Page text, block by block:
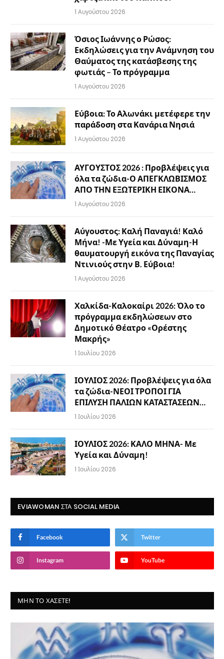
1 Αυγούστου 2026
Όσιος Ιωάννης ο Ρώσος:
Εκδηλώσεις για την Ανάμνηση του
Θαύματος της κατάσβεσης της
φωτιάς – Το πρόγραμμα
1 Αυγούστου 2026
Εύβοια: Το Αλωνάκι μετέφερε την
παράδοση στα Κανάρια Νησιά
1 Αυγούστου 2026
ΑΥΓΟΥΣΤΟΣ 2026 : Προβλέψεις για
όλα τα ζώδια-Ο ΑΠΕΓΚΛΩΒΙΣΜΟΣ
ΑΠΟ ΤΗΝ ΕΞΩΤΕΡΙΚΗ ΕΙΚΟΝΑ…
1 Αυγούστου 2026
Αύγουστος: Καλή Παναγιά! Καλό
Μήνα! -Με Υγεία και Δύναμη-Η
θαυματουργή εικόνα της Παναγίας
Ντινιούς στην Β. Εύβοια!
1 Αυγούστου 2026
Χαλκίδα-Καλοκαίρι 2026: Όλο το
πρόγραμμα εκδηλώσεων στο
Δημοτικό Θέατρο «Ορέστης
Μακρής»
1 Ιουλίου 2026
ΙΟΥΛΙΟΣ 2026: Προβλέψεις για όλα
τα ζώδια-ΝΕΟΙ ΤΡΟΠΟΙ ΓΙΑ
ΕΠΙΛΥΣΗ ΠΑΛΙΩΝ ΚΑΤΑΣΤΑΣΕΩΝ…
1 Ιουλίου 2026
ΙΟΥΛΙΟΣ 2026: ΚΑΛΟ ΜΗΝΑ- Με
Υγεία και Δύναμη!
1 Ιουλίου 2026
EVIAWOMAN ΣΤΑ SOCIAL MEDIA
Facebook Twitter
Instagram YouTube
ΜΗΝ ΤΟ ΧΆΣΕΤΕ!